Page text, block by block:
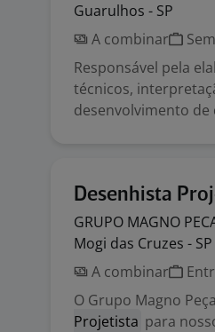
Guarulhos - SP
A combinar
Responsável pela
técnicos,
desenvolvimento de
Desenhista
GRUPO MAGNO
Mogi das Cruzes - SP
A combinar
O Grupo Magno
Projetista para